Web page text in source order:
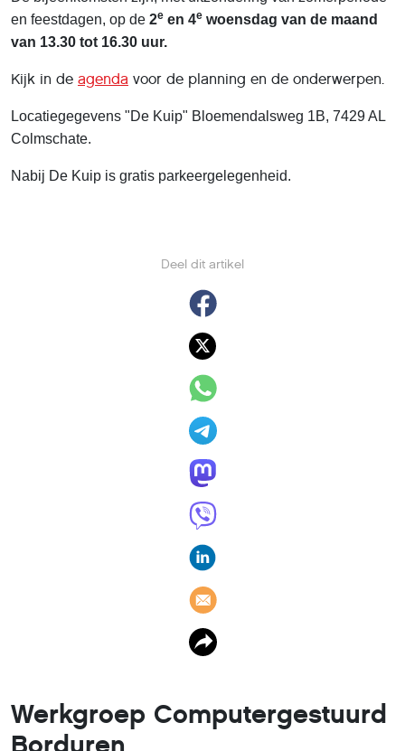
Deel dit artikel
en feestdagen, op de 2e en 4e woensdag van de maand
van 13.30 tot 16.30 uur.
Kijk in de agenda voor de planning en de onderwerpen.
Locatiegegevens "De Kuip" Bloemendalsweg 1B, 7429 AL
Colmschate.
Nabij De Kuip is gratis parkeergelegenheid.
Werkgroep Computergestuurd